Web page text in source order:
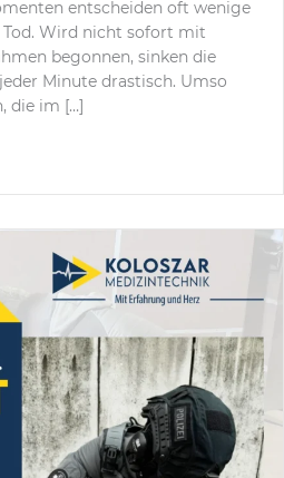
entscheiden oft wenige
Wird nicht sofort mit
begonnen, sinken die
Minute drastisch. Umso
die im […]